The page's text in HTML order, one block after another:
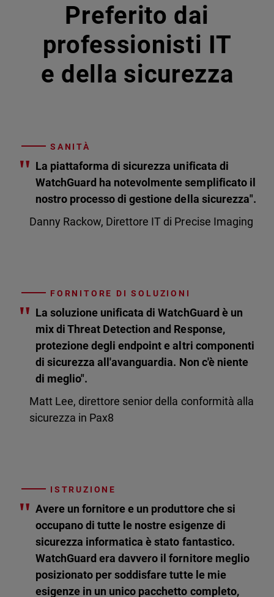
Preferito dai
professionisti IT
e della sicurezza
SANITÀ
" La piattaforma di sicurezza unificata di
WatchGuard ha notevolmente semplificato il
nostro processo di gestione della sicurezza".
Danny Rackow, Direttore IT di Precise Imaging
FORNITORE DI SOLUZIONI
" La soluzione unificata di WatchGuard è un
mix di Threat Detection and Response,
protezione degli endpoint e altri componenti
di sicurezza all'avanguardia. Non c'è niente
di meglio".
Matt Lee, direttore senior della conformità alla
sicurezza in Pax8
ISTRUZIONE
" Avere un fornitore e un produttore che si
occupano di tutte le nostre esigenze di
sicurezza informatica è stato fantastico.
WatchGuard era davvero il fornitore meglio
posizionato per soddisfare tutte le mie
esigenze in un unico pacchetto completo,